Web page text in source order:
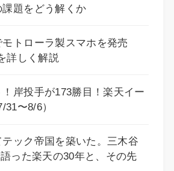
題をどう解くか
トローラ製スマホを発売
詳しく解説
岸投手が173勝目！楽天イー
〜8/6）
ック帝国を築いた。三木谷
った楽天の30年と、その先